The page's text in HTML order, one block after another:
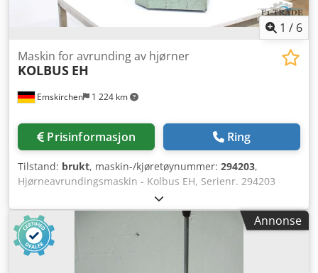
1 / 6
Emskirchen 1 224 km
Maskin for avrunding av hjørner
KOLBUS EH
Prisinformasjon Ring
Tilstand: brukt, maskin-/kjøretøynummer: 294203,
Hjørneavrundingsmaskin - Kolbus EH, Serienr. 294203
Rundt kniv nr. 11 Codpfx Aoh Axdtsknsha Maksimal
stabelhøyde: 55 mm Slaglengde: 65 mm Håndspak /
Bordmodell Manuell betjening Online videoinspeksjon via
Skype-video Vi vil gjerne ha besøk av deg – flere maskiner
på lager Umiddelbart tilgjengelig – kan inspiseres På lager
Annonse